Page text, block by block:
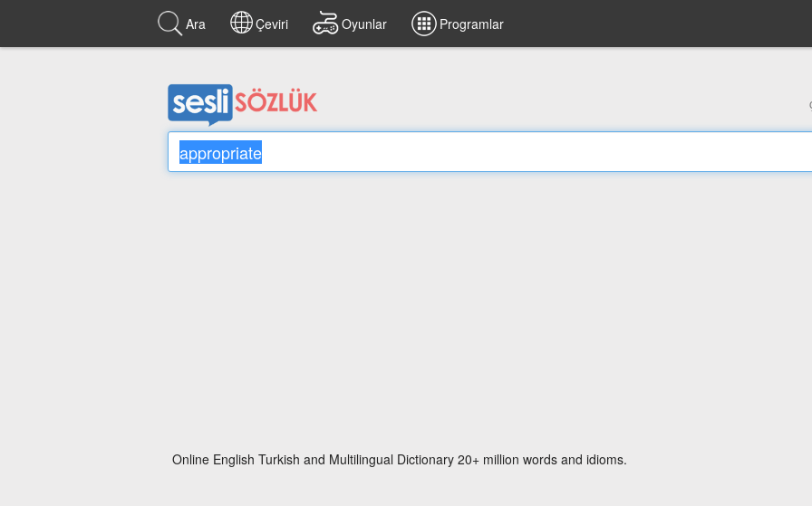
Ara Çeviri Oyunlar Programlar
Online English Turkish and Multilingual Dictionary 20+ million words and idioms.